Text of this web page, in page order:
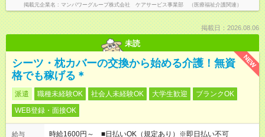
掲載元企業名 マンパワーグループ株式会社 ケアサービス事業部 （医療福祉介護関連）
掲載日：2026.08.06
未読
NEW
シーツ・枕カバーの交換から始める介護！無資
格でも稼げる＊
派遣 職種未経験OK 社会人未経験OK 大学生歓迎
ブランクOK
WEB登録・面接OK
給与
時給1600円～ ■日払いOK（規定あり）※即日払い不可